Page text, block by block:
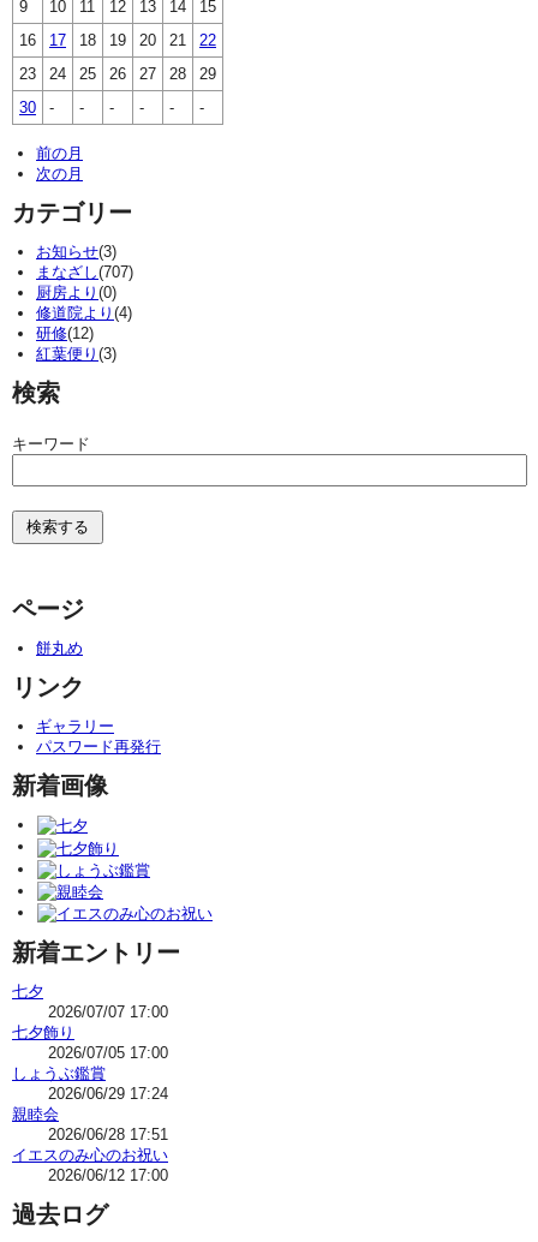
9 10 11 12 13 14
15
16
17 18 19 20 21
22
23
24 25 26 27 28
29
30
- - - - - -
前の月
次の月
カテゴリー
お知らせ(3)
まなざし(707)
厨房より (0)
修道院より (4)
研修(12)
紅葉便り (3)
検索
キーワード
ページ
餅丸め
リンク
ギャラリー
パスワード再発行
新着画像
新着エントリー
七夕
2026/07/07 17:00
七夕飾り
2026/07/05 17:00
しょうぶ鑑賞
2026/06/29 17:24
親睦会
2026/06/28 17:51
イエスのみ心のお祝い
2026/06/12 17:00
過去ログ